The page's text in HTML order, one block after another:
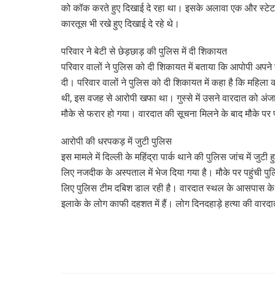
को कॉक करते हुए दिखाई दे रहा था। इसके अलावा एक और
कारतूस भी रखे हुए दिखाई दे रहे थे।
परिवार ने बेटी से छेड़छाड़ की पुलिस में दी शिकायत
परिवार वालों ने पुलिस को दी शिकायत में बताया कि आपोपी
दी। परिवार वालों ने पुलिस को दी शिकायत में कहा है कि
थी, इस वजह से आरोपी खफा था। गुस्से में उसने वारदात को
मौके से फरार हो गया। वारदात की सूचना मिलने के बाद मौके
आरोपी की धरपकड़ में जुटी पुलिस
इस मामले में दिल्ली के महिंद्रा पार्क थाने की पुलिस जांच में जुटी
लिए नजदीक के अस्पताल में भेज दिया गया है। मौके पर पहुंची
लिए पुलिस टीम दबिश डाल रही है। वारदात स्थल के आसपास
इलाके के लोग काफी दहशत में हैं। लोग दिनदहाड़े हत्या की